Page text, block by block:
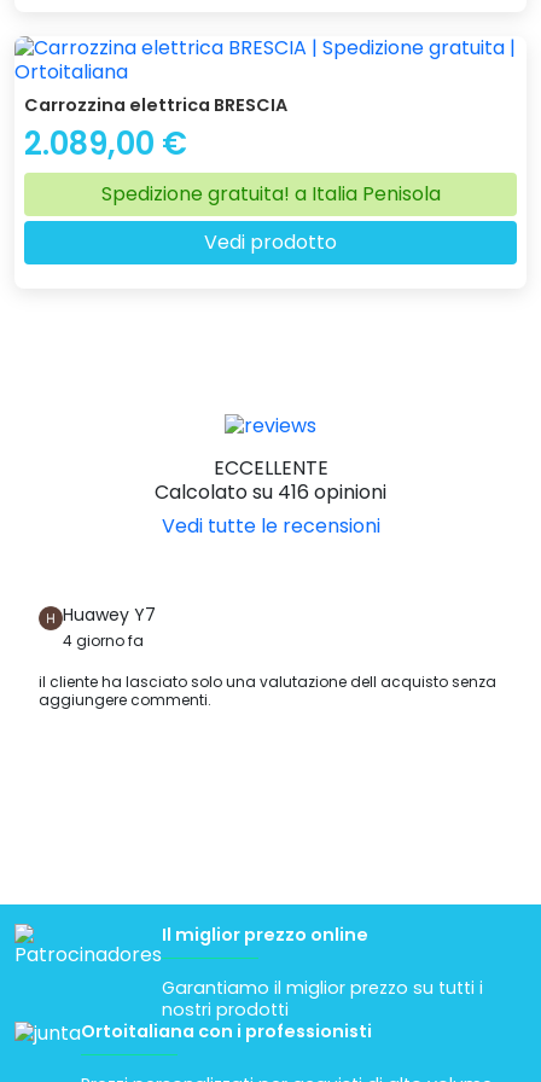
Carrozzina elettrica BRESCIA
2.089,00 €
Spedizione gratuita! a Italia Penisola
Vedi prodotto
ECCELLENTE
Calcolato su 416 opinioni
Vedi tutte le recensioni
Huawey Y7
4 giorno fa
il cliente ha lasciato solo una valutazione dell acquisto senza
aggiungere commenti.
Il miglior prezzo online
Garantiamo il miglior prezzo su tutti i
nostri prodotti
Ortoitaliana con i professionisti